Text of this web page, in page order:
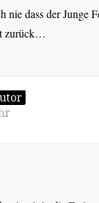
nie dass der Junge
zurück…